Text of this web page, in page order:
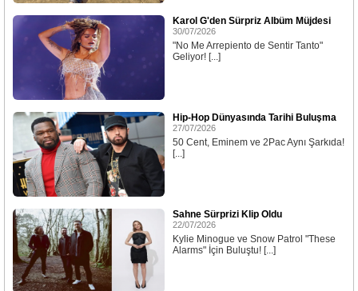
Karol G'den Sürpriz Albüm Müjdesi
30/07/2026
"No Me Arrepiento de Sentir Tanto"
Geliyor! [...]
Hip-Hop Dünyasında Tarihi Buluşma
27/07/2026
50 Cent, Eminem ve 2Pac Aynı Şarkıda!
[...]
Sahne Sürprizi Klip Oldu
22/07/2026
Kylie Minogue ve Snow Patrol "These
Alarms" İçin Buluştu! [...]